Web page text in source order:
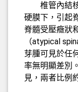
椎管內結核
硬膜下，引起
脊髓受壓癥狀
（atypical
芽腫可見於任
率無明顯差別
見，兩者比例